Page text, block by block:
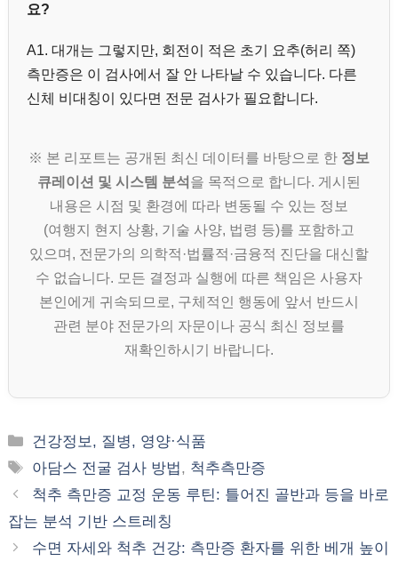
요?
A1. 대개는 그렇지만, 회전이 적은 초기 요추(허리 쪽)
측만증은 이 검사에서 잘 안 나타날 수 있습니다. 다른
신체 비대칭이 있다면 전문 검사가 필요합니다.
※ 본 리포트는 공개된 최신 데이터를 바탕으로 한 정보
큐레이션 및 시스템 분석 을 목적으로 합니다. 게시된
내용은 시점 및 환경에 따라 변동될 수 있는 정보
(여행지 현지 상황, 기술 사양, 법령 등)를 포함하고
있으며, 전문가의 의학적·법률적·금융적 진단을 대신할
수 없습니다. 모든 결정과 실행에 따른 책임은 사용자
본인에게 귀속되므로, 구체적인 행동에 앞서 반드시
관련 분야 전문가의 자문이나 공식 최신 정보를
재확인하시기 바랍니다.
카
테
리
건강정보, 질병, 영양·식품
태
그
아담스 전굴 검사 방법, 척추측만증
척추 측만증 교정 운동 루틴: 틀어진 골반과 등을 바로
잡는 분석 기반 스트레칭
수면 자세와 척추 건강: 측만증 환자를 위한 베개 높이